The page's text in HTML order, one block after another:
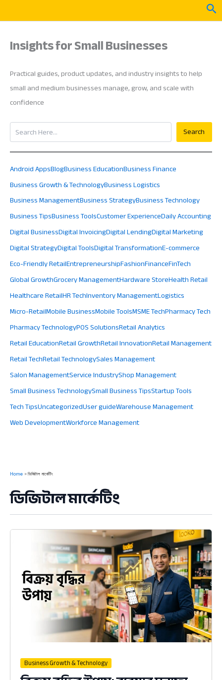
Insights for Small Businesses
Practical guides, product updates, and industry insights to help
small and medium businesses manage, grow, and scale with
confidence
Search
Search
Android AppsBlogBusiness EducationBusiness Finance
Business Growth & TechnologyBusiness Logistics
Business ManagementBusiness StrategyBusiness Technology
Business TipsBusiness ToolsCustomer ExperienceDaily Accounting
Digital BusinessDigital InvoicingDigital LendingDigital Marketing
Digital StrategyDigital ToolsDigital TransformationE-commerce
Eco-Friendly RetailEntrepreneurshipFashionFinanceFinTech
Global GrowthGrocery ManagementHardware StoreHealth Retail
Healthcare RetailHR TechInventory ManagementLogistics
Micro-RetailMobile BusinessMobile ToolsMSME TechPharmacy Tech
Pharmacy TechnologyPOS SolutionsRetail Analytics
Retail EducationRetail GrowthRetail InnovationRetail Management
Retail TechRetail TechnologySales Management
Salon ManagementService IndustryShop Management
Small Business TechnologySmall Business TipsStartup Tools
Tech TipsUncategorizedUser guideWarehouse Management
Web DevelopmentWorkforce Management
Home ডিজিটাল মার্কেটিং
ডিজিটাল মার্কেটিং
Business Growth & Technology